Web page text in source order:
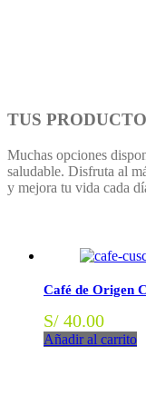
TUS
Muchas opciones
saludable. Disfruta al
y mejora tu vida cada
Café de Origen
S/ 40.00
Añadir al carrito